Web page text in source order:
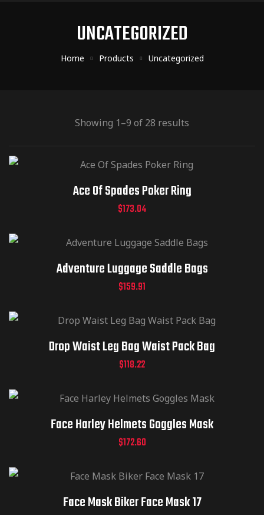
UNCATEGORIZED
Home Products Uncategorized
Showing 1–9 of 28 results
Ace Of Spades Poker Ring
$173.04
Adventure Luggage Saddle Bags
$159.91
Drop Waist Leg Bag Waist Pack Bag
$118.22
Face Harley Helmets Goggles Mask
$172.60
Face Mask Biker Face Mask 17